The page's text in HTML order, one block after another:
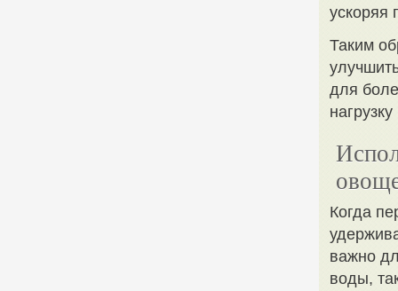
ускоряя
Таким
для
Когда
важно
воды,